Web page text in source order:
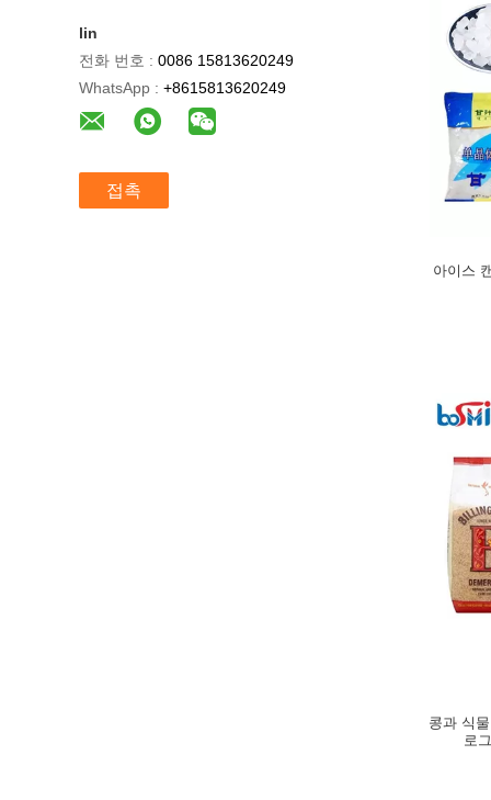
lin
전화 번호 : 0086 15813620249
WhatsApp : +8615813620249
접촉
아이스
콩과 식
로